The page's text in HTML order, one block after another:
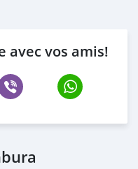
avec vos amis!